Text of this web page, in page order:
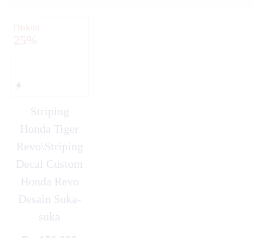
Diskon
25%
Striping
Honda Tiger
Revo\Striping
Decal Custom
Honda Revo
Desain Suka-
suka